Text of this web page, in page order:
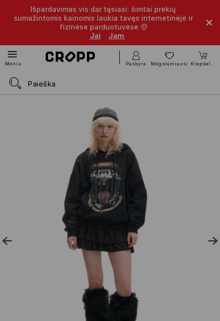
Išpardavimas vis dar tęsiasi: šimtai prekių
sumažintomis kainomis laukia tavęs internetinėje ir
fizinėse parduotuvėse 🤑
Jai
Jam
Meniu Paskyra Mėgstamiausi Krepšelis